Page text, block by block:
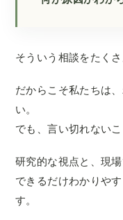
そういう相談をたくさ
だからこそ私たちは
い。
でも、言い切れない
研究的な視点と、現
できるだけわかりや
す。